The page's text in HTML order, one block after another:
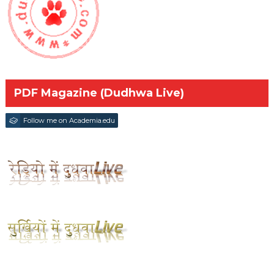
PDF Magazine (Dudhwa Live)
Follow me on Academia.edu